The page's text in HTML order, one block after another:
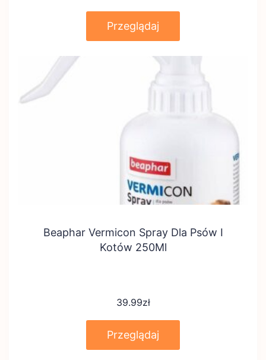
Przeglądaj
Beaphar Vermicon Spray Dla Psów I
Kotów 250Ml
39.99zł
Przeglądaj